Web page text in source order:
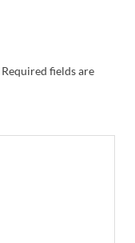
Required fields are